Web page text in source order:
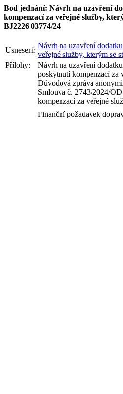
Bod jednání: Návrh na uzavření
kompenzací za veřejné služby,
BJ2226 03774/24
Usnesení:
Návrh na uzavření
veřejné služby, kterým se
Přílohy:
Návrh na uzavření
poskytnutí kompenzací za
Důvodová zpráva
Smlouva č. 2743/2024/
kompenzací za veřejné
Finanční požadavek